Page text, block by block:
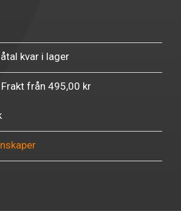
kvar i lager
från 495,00 kr